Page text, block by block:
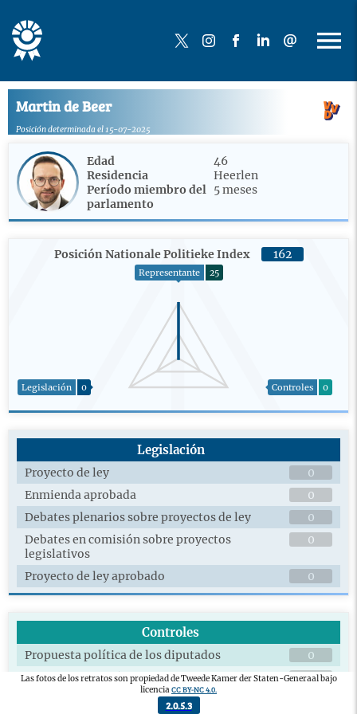
Martin de Beer
Posición determinada el 15-07-2025
Edad
46
Residencia
Heerlen
Período miembro del
parlamento
5 meses
Posición Nationale Politieke Index 162
Legislación 0
Representante 25
Controles 0
Legislación
Proyecto de ley
0
Enmienda aprobada
0
Debates plenarios sobre proyectos de ley
0
Debates en comisión sobre proyectos
legislativos
0
Proyecto de ley aprobado 0
Controles
Propuesta política de los diputados
0
Documentos políticos de debate en
0
Las fotos de los retratos son propiedad de Tweede Kamer der Staten-Generaal bajo
licenciaCC BY-NC 4.0.
2.0.5.3